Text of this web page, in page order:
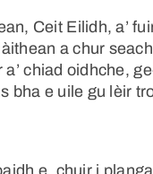
Ceit Eilidh, a’
a chur
chiad oidhche,
bha e uile gu lèir